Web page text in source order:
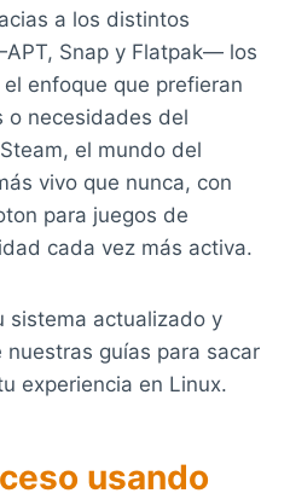
a los distintos
Snap y Flatpak— los
enfoque que prefieran
o necesidades del
el mundo del
vivo que nunca, con
para juegos de
cada vez más activa.
sistema actualizado y
guías para sacar
experiencia en Linux.
usando